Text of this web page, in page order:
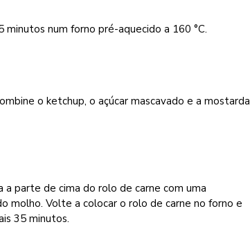
minutos num forno pré-aquecido a 160 °C.
o ketchup, o açúcar mascavado e a mostarda
a parte de cima do rolo de carne com uma
molho. Volte a colocar o rolo de carne no forno e
35 minutos.